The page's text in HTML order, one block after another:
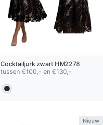
Cocktailjurk zwartHM2278
tussen €100,- en €130,-
Nieuw